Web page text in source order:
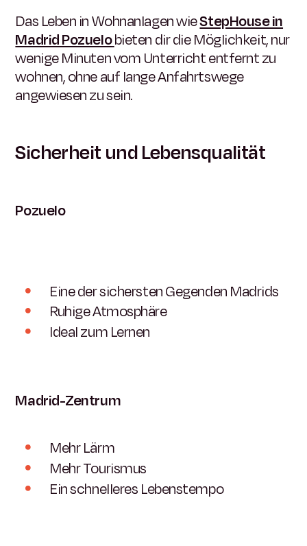
Das Leben in Wohnanlagen wieStepHouse in
Madrid Pozuelobieten dir die Möglichkeit, nur
wenige Minuten vom Unterricht entfernt zu
wohnen, ohne auf lange Anfahrtswege
angewiesen zu sein.
Sicherheit und Lebensqualität
Pozuelo
Eine der sichersten Gegenden Madrids
Ruhige Atmosphäre
Ideal zum Lernen
Madrid-Zentrum
Mehr Lärm
Mehr Tourismus
Ein schnelleres Lebenstempo